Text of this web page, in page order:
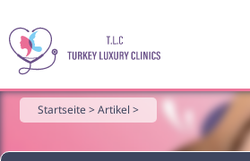
Startseite >Artikel >